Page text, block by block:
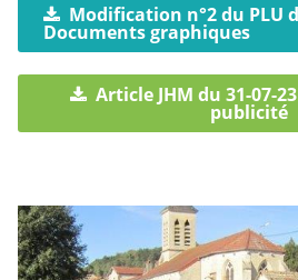
Modification n°2 du PLU
Documents graphiques
Article JHM du 31-07-
publicité